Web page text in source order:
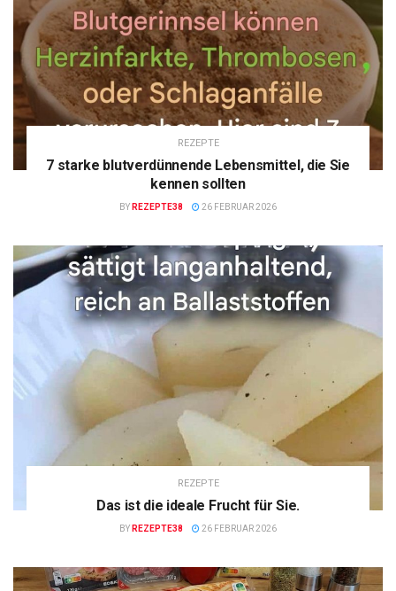
REZEPTE
7 starke blutverdünnende Lebensmittel, die Sie
kennen sollten
BY REZEPTE38 26 FEBRUAR 2026
REZEPTE
Das ist die ideale Frucht für Sie.
BY REZEPTE38 26 FEBRUAR 2026